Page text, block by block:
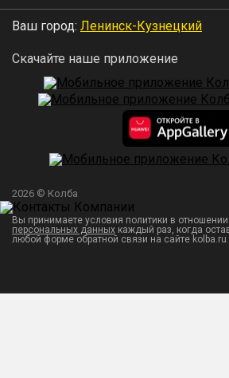
Ваш город: Ленинск-Кузнецкий
Скачайте наше приложение
2026 © Колба
Вы принимаете условия политики в отношении
персональных данных каждый раз, когда
любой форме обратной связи на сайте kolba.ru.